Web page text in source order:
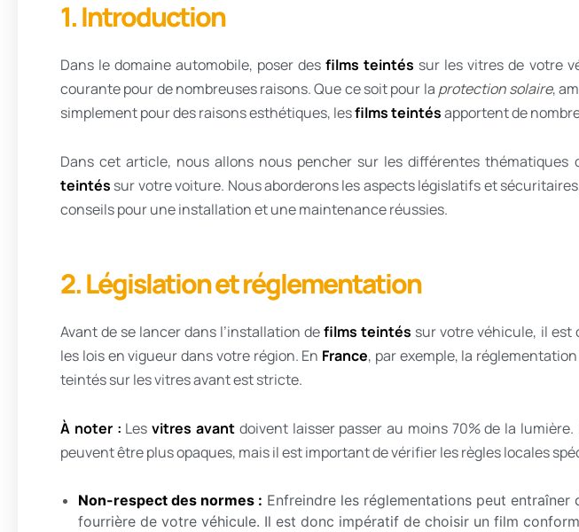
1. Introduction
Dans le domaine automobile, poser desfilms teintés sur les vitres de votre
courante pour de nombreuses raisons. Que ce soit pour la protection solaire,
simplement pour des raisons esthétiques, lesfilms teintésapportent de
Dans cet article, nous allons nous pencher sur les différentes thématiques
teintés sur votre voiture. Nous aborderons les aspects législatifs et
conseils pour une installation et une maintenance réussies.
2. Législation et réglementation
Avant de se lancer dans l’installation defilms teintés sur votre véhicule, il
les lois en vigueur dans votre région. En France, par exemple, la
teintés sur les vitres avant est stricte.
À noter : Lesvitres avantdoivent laisser passer au moins 70% de la lumière.
peuvent être plus opaques, mais il est important de vérifier les règles locales
Non-respect des normes : Enfreindre les réglementations peut entraîner
fourrière de votre véhicule. Il est donc impératif de choisir un film